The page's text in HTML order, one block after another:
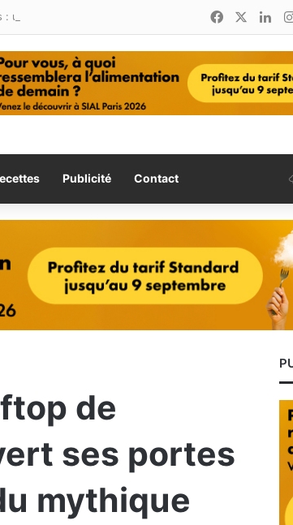
Facebook
Publicité Contact
de
ses portes
mythique